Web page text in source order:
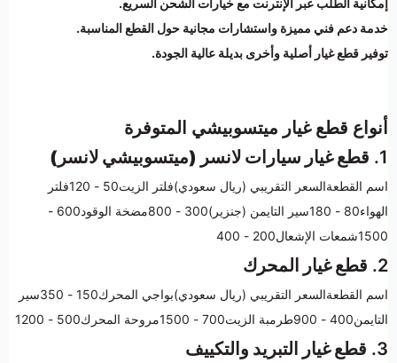
خدمة دعم فني مميزة واستشارات مجانية حول القطع المناسبة.
توفير قطع غيار أصلية وأخرى بديلة عالية الجودة.
أنواع قطع غيار ميتسوبيشي المتوفرة
1. قطع غيار سيارات لانسر (ميتسوبيشي لانسر)
اسم القطعةالسعر التقريبي (ريال سعودي)فلتر الزيت50 - 120فلتر
الهواء80 - 180سير التايمن (جنزير)300 - 800مضخة الوقود600 -
1500شمعات الإشعال200 - 400
2. قطع غيار المحرك
اسم القطعةالسعر التقريبي (ريال سعودي)بواجي المحرك150 - 350سير
التايمن400 - 900طرمبة الزيت700 - 1500مروحة المحرك500 - 1200
3. قطع غيار التبريد والتكييف